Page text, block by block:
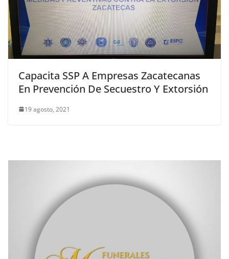
Capacita SSP A Empresas Zacatecanas
En Prevención De Secuestro Y Extorsión
19 agosto, 2021